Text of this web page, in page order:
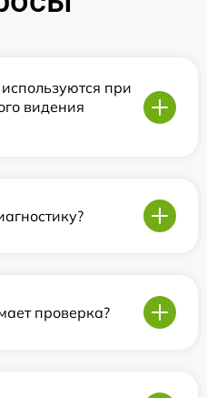
при
видения
проверка?